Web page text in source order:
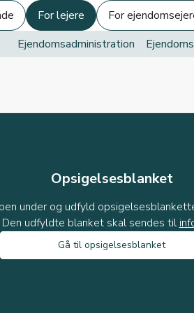
For lejere
For
Ejendomsadministration
Opsigelsesblanket
under og udfyld
Den udfyldte blanket skal sendes til
Gå til opsigelsesblanket